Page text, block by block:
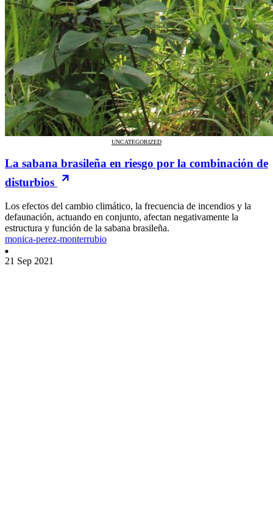
UNCATEGORIZED
La sabana brasileña en riesgo por la combinación de
disturbios
Los efectos del cambio climático, la frecuencia de incendios y la
defaunación, actuando en conjunto, afectan negativamente la
estructura y función de la sabana brasileña.
monica-perez-monterrubio
21 Sep 2021